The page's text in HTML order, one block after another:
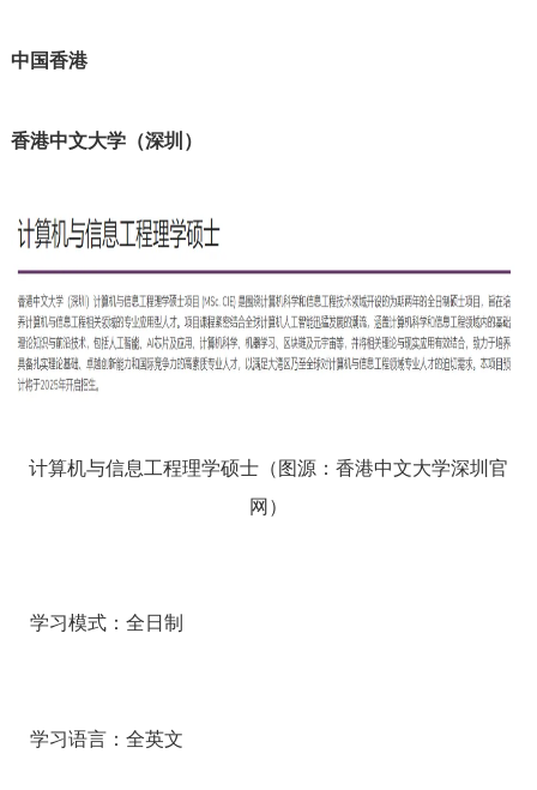
中国香港
香港中文大学（深圳）
计算机与信息工程理学硕士（图源：香港中文大学深圳官
网）
学习模式：全日制
学习语言：全英文